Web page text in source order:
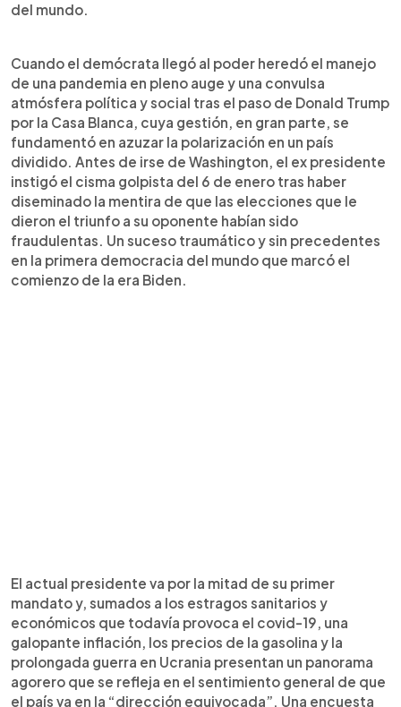
del mundo.
Cuando el demócrata llegó al poder heredó el manejo
de una pandemia en pleno auge y una convulsa
atmósfera política y social tras el paso de Donald Trump
por la Casa Blanca, cuya gestión, en gran parte, se
fundamentó en azuzar la polarización en un país
dividido. Antes de irse de Washington, el ex presidente
instigó el cisma golpista del 6 de enero tras haber
diseminado la mentira de que las elecciones que le
dieron el triunfo a su oponente habían sido
fraudulentas. Un suceso traumático y sin precedentes
en la primera democracia del mundo que marcó el
comienzo de la era Biden.
El actual presidente va por la mitad de su primer
mandato y, sumados a los estragos sanitarios y
económicos que todavía provoca el covid-19, una
galopante inflación, los precios de la gasolina y la
prolongada guerra en Ucrania presentan un panorama
agorero que se refleja en el sentimiento general de que
el país va en la “dirección equivocada”. Una encuesta